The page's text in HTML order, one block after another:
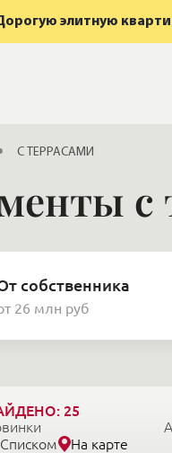
элитную
С ТЕРРАСАМИ
с
собственника
26 млн руб
25
Списком
На карте